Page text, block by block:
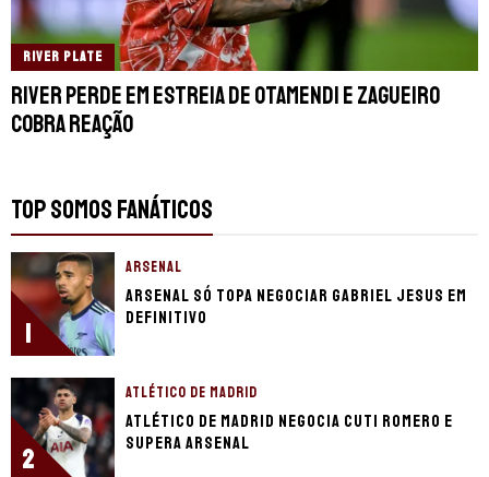
RIVER PLATE
River perde em estreia de Otamendi e zagueiro
cobra reação
TOP SOMOS FANÁTICOS
1
ARSENAL
Arsenal só topa negociar Gabriel Jesus em
definitivo
2
ATLÉTICO DE MADRID
Atlético de Madrid negocia Cuti Romero e
supera Arsenal